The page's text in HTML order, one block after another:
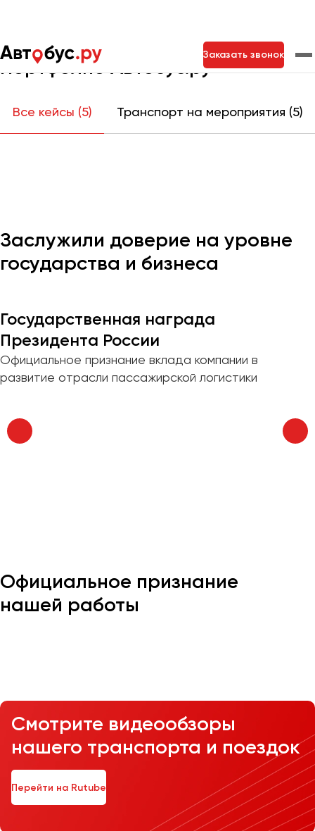
Заказать звонок
Главная Портфолио
Портфолио Автобус.ру
Все кейсы (5) Транспорт на мероприятия (5)
Заслужили доверие на уровне
государства и бизнеса
Государственная награда
Президента России
Официальное признание вклада компании в
развитие отрасли пассажирской логистики
Официальное признание
нашей работы
Смотрите видеообзоры
нашего транспорта и поездок
Перейти на Rutube
Москва Санкт-Петербург
Новосибирск
Екатеринбург
Самара Казань Тольятти
Барнаул
Белгород
Великий Новгород
Владивосток
Владикавказ
Владимир
Волжский
Вологда
Иваново
Ижевск
Калуга
Кемерово
Керчь
Отправить заявку
Нажимая на кнопку, вы соглашаетесь с
конфиденциальности